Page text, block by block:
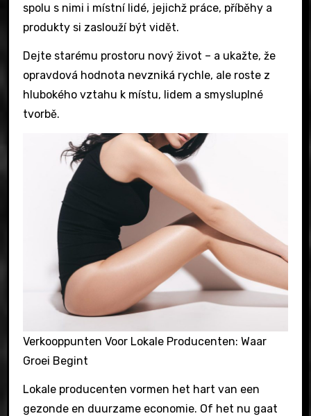
spolu s nimi i místní lidé, jejichž práce, příběhy a
produkty si zaslouží být vidět.
Dejte starému prostoru nový život – a ukažte, že
opravdová hodnota nevzniká rychle, ale roste z
hlubokého vztahu k místu, lidem a smysluplné
tvorbě.
Verkooppunten Voor Lokale Producenten: Waar
Groei Begint
Lokale producenten vormen het hart van een
gezonde en duurzame economie. Of het nu gaat